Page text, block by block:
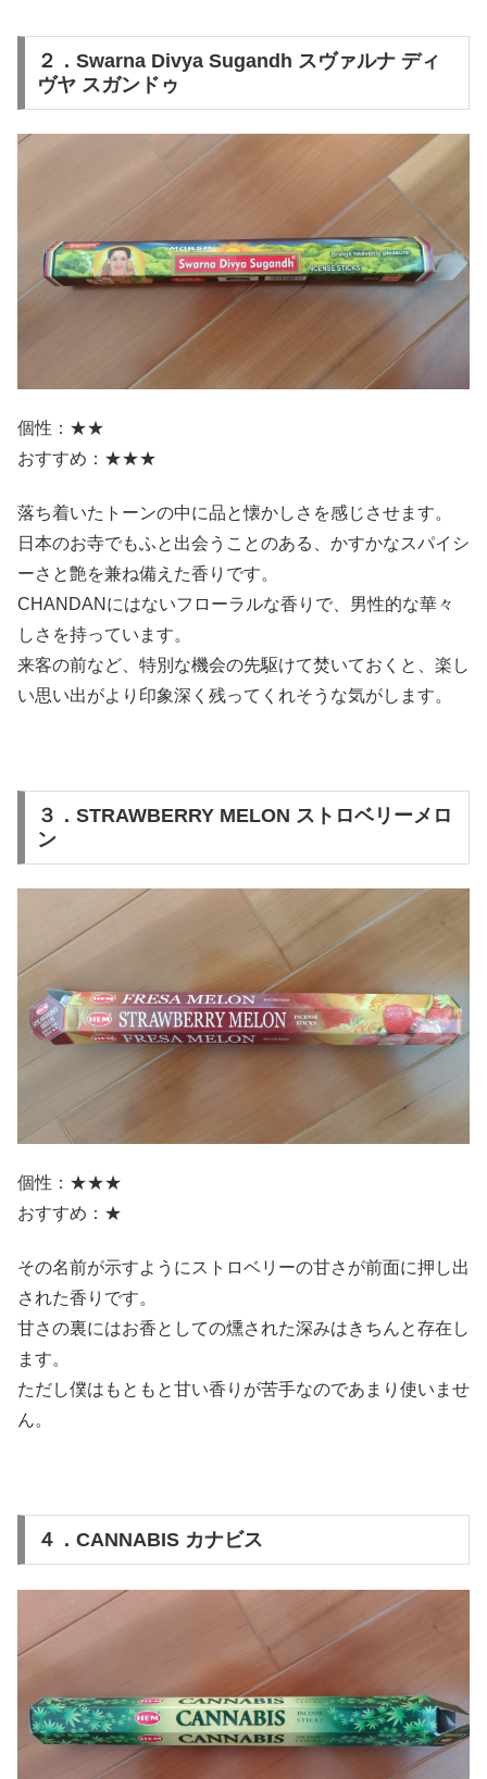
２．Swarna Divya Sugandh スヴァルナ ディ
ヴヤ スガンドゥ
個性：★★
おすすめ：★★★
落ち着いたトーンの中に品と懐かしさを感じさせます。
日本のお寺でもふと出会うことのある、かすかなスパイシ
ーさと艶を兼ね備えた香りです。
CHANDANにはないフローラルな香りで、男性的な華々
しさを持っています。
来客の前など、特別な機会の先駆けて焚いておくと、楽し
い思い出がより印象深く残ってくれそうな気がします。
３．STRAWBERRY MELON ストロベリーメロ
ン
個性：★★★
おすすめ：★
その名前が示すようにストロベリーの甘さが前面に押し出
された香りです。
甘さの裏にはお香としての燻された深みはきちんと存在し
ます。
ただし僕はもともと甘い香りが苦手なのであまり使いませ
ん。
４．CANNABIS カナビス